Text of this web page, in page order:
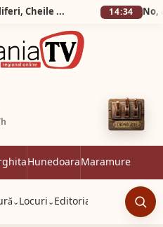
Silva Logistic Services. Munții Metaliferi, Cheile Cipului, Almașu Mare, o călătorie spre inima de piatră și verdeață a Apusenilor. 14:34
HunedoaraMaramureș
⌄ Locuri ⌄ Editorial